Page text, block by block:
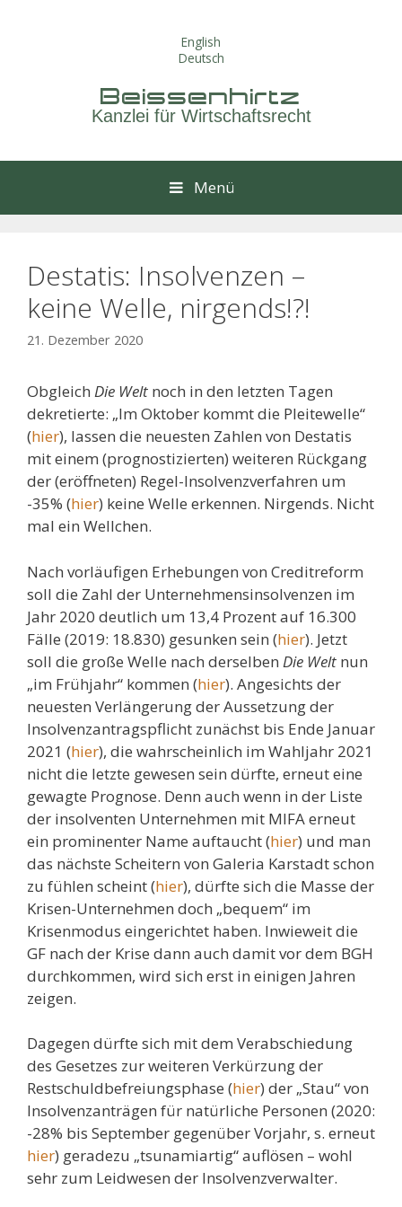
English
Deutsch
Beissenhirtz
Kanzlei für Wirtschaftsrecht
Menü
Destatis: Insolvenzen –
keine Welle, nirgends!?!
21. Dezember 2020
Obgleich Die Welt noch in den letzten Tagen
dekretierte: „Im Oktober kommt die Pleitewelle“
(hier), lassen die neuesten Zahlen von Destatis
mit einem (prognostizierten) weiteren Rückgang
der (eröffneten) Regel-Insolvenzverfahren um
-35% (hier) keine Welle erkennen. Nirgends. Nicht
mal ein Wellchen.
Nach vorläufigen Erhebungen von Creditreform
soll die Zahl der Unternehmensinsolvenzen im
Jahr 2020 deutlich um 13,4 Prozent auf 16.300
Fälle (2019: 18.830) gesunken sein (hier). Jetzt
soll die große Welle nach derselben Die Welt nun
„im Frühjahr“ kommen (hier). Angesichts der
neuesten Verlängerung der Aussetzung der
Insolvenzantragspflicht zunächst bis Ende Januar
2021 (hier), die wahrscheinlich im Wahljahr 2021
nicht die letzte gewesen sein dürfte, erneut eine
gewagte Prognose. Denn auch wenn in der Liste
der insolventen Unternehmen mit MIFA erneut
ein prominenter Name auftaucht (hier) und man
das nächste Scheitern von Galeria Karstadt schon
zu fühlen scheint (hier), dürfte sich die Masse der
Krisen-Unternehmen doch „bequem“ im
Krisenmodus eingerichtet haben. Inwieweit die
GF nach der Krise dann auch damit vor dem BGH
durchkommen, wird sich erst in einigen Jahren
zeigen.
Dagegen dürfte sich mit dem Verabschiedung
des Gesetzes zur weiteren Verkürzung der
Restschuldbefreiungsphase (hier) der „Stau“ von
Insolvenzanträgen für natürliche Personen (2020:
-28% bis September gegenüber Vorjahr, s. erneut
hier) geradezu „tsunamiartig“ auflösen – wohl
sehr zum Leidwesen der Insolvenzverwalter.